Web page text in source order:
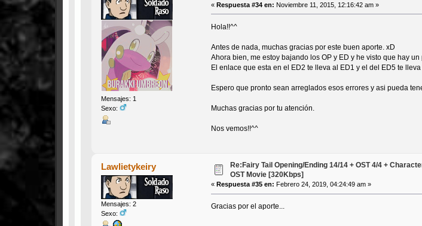
Mensajes: 1
Sexo:
« Respuesta #34 en: Noviembre 11, 2015, 12:16:42 am »
Hola!!^^
Antes de nada, muchas gracias por este buen aporte. xD
Ahora bien, me estoy bajando los OP y ED y he visto que hay un
El enlace que esta en el ED2 te lleva al ED1 y el del ED5 te
Espero que pronto sean arreglados esos errores y asi pueda
Muchas gracias por tu atención.
Nos vemos!!^^
Lawlietykeiry
Mensajes: 2
Sexo:
Re:Fairy Tail Opening/Ending 14/14 + OST 4/4 +
OST Movie [320Kbps]
« Respuesta #35 en: Febrero 24, 2019, 04:24:49 am »
Gracias por el aporte...